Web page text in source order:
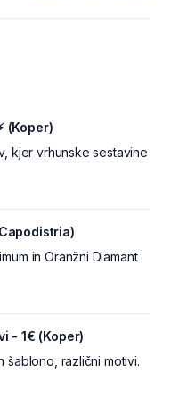
(Koper)
kjer vrhunske sestavine
in Oranžni Diamant
- 1€ (Koper)
šablono, različni motivi.